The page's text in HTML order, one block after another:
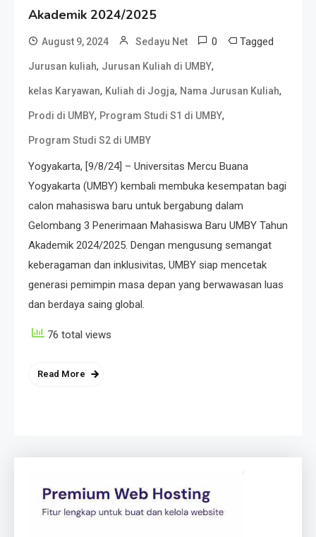
Akademik 2024/2025
August 9, 2024 Sedayu Net 0 Tagged
Jurusan kuliah, Jurusan Kuliah di UMBY,
kelas Karyawan, Kuliah di Jogja, Nama Jurusan Kuliah,
Prodi di UMBY, Program Studi S1 di UMBY,
Program Studi S2 di UMBY
Yogyakarta, [9/8/24] – Universitas Mercu Buana
Yogyakarta (UMBY) kembali membuka kesempatan bagi
calon mahasiswa baru untuk bergabung dalam
Gelombang 3 Penerimaan Mahasiswa Baru UMBY Tahun
Akademik 2024/2025. Dengan mengusung semangat
keberagaman dan inklusivitas, UMBY siap mencetak
generasi pemimpin masa depan yang berwawasan luas
dan berdaya saing global.
76 total views
Read More